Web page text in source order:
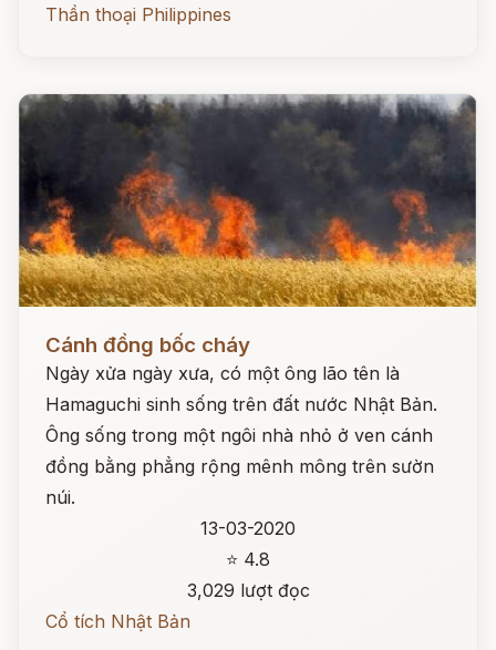
Thần thoại Philippines
Cánh đồng bốc cháy
Ngày xửa ngày xưa, có một ông lão tên là
Hamaguchi sinh sống trên đất nước Nhật Bản.
Ông sống trong một ngôi nhà nhỏ ở ven cánh
đồng bằng phẳng rộng mênh mông trên sườn
núi.
13-03-2020
⭐ 4.8
3,029 lượt đọc
Cổ tích Nhật Bản